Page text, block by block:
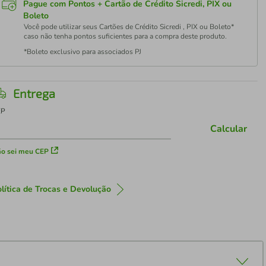
Pague com Pontos + Cartão de Crédito Sicredi, PIX ou
Boleto
Você pode utilizar seus Cartões de Crédito Sicredi , PIX ou Boleto*
caso não tenha pontos suficientes para a compra deste produto.
*Boleto exclusivo para associados PJ
Entrega
sei meu CEP
Calcular
de Trocas e Devolução